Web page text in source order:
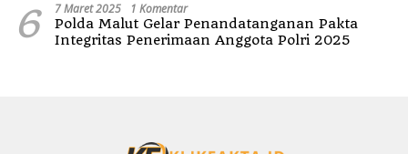
6 7 Maret 2025 1 Komentar
Polda Malut Gelar Penandatanganan Pakta
Integritas Penerimaan Anggota Polri 2025